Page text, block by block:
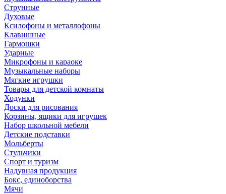
Струнные
Духовые
Ксилофоны и металлофоны
Клавишные
Гармошки
Ударные
Микрофоны и караоке
Музыкальные наборы
Мягкие игрушки
Товары для детской комнаты
Ходунки
Доски для рисования
Корзины, ящики для игрушек
Набор школьной мебели
Детские подставки
Мольберты
Стульчики
Спорт и туризм
Надувная продукция
Бокс, единоборства
Мячи